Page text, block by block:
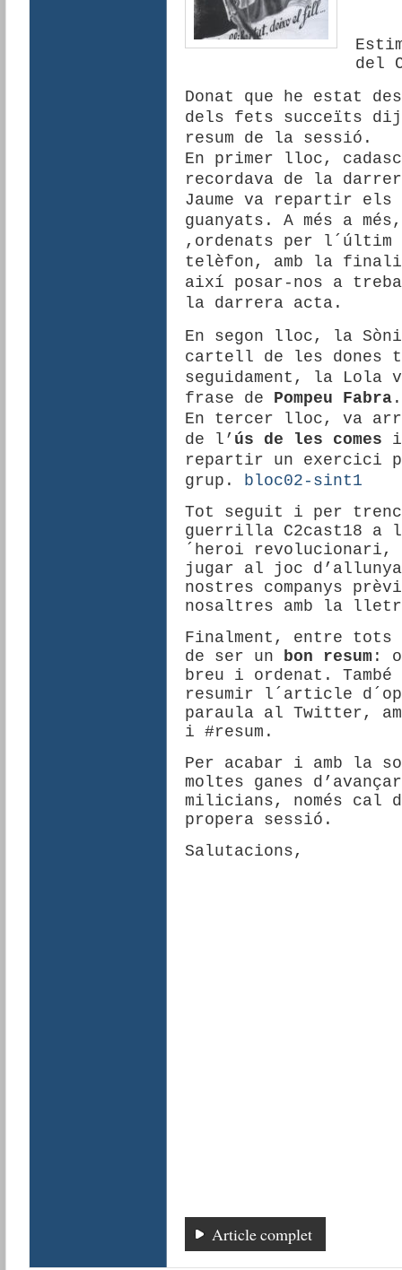
del
Donat que he estat
dels fets succeïts
resum de la sessió.
En primer lloc,
recordava de la
Jaume va repartir els
guanyats. A més a
,ordenats per l´últim
telèfon, amb la
així posar-nos a
la darrera acta.
En segon lloc, la
cartell de les dones
seguidament, la Lola
frase de Pompeu Fabra.
En tercer lloc, va
de l’ ús de les comes i
repartir un exercici
grup. bloc02-sint1
Tot seguit i per
guerrilla C2cast18
´heroi revolucionari,
jugar al joc
nostres companys
nosaltres amb la
Finalment, entre tots
de ser un bon resum:
breu i ordenat. També
resumir l´article
paraula al Twitter,
i #resum.
Per acabar i amb la
moltes ganes
milicians, només cal
propera sessió.
Salutacions,
Article complet